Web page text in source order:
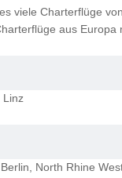
viele Charterflüge
aus
Linz
North Rhine